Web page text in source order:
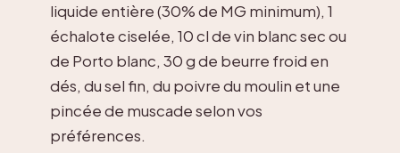
liquide entière (30% de MG minimum), 1
échalote ciselée, 10 cl de vin blanc sec ou
de Porto blanc, 30 g de beurre froid en
dés, du sel fin, du poivre du moulin et une
pincée de muscade selon vos
préférences.